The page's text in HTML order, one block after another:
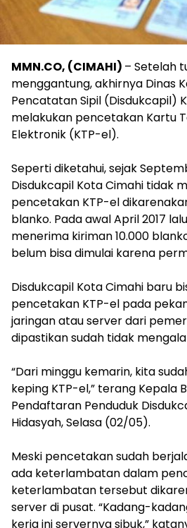
MMN.CO, (CIMAHI) – Setelah
menggantung, akhirnya Dinas
Pencatatan Sipil (Disdukcapil)
melakukan pencetakan Kartu
Elektronik (KTP-el).‎
Seperti diketahui, sejak
Disdukcapil Kota Cimahi tidak
pencetakan KTP-el
blanko. Pada awal April 2017
menerima kiriman 10.000
belum bisa dimulai karena
Disdukcapil Kota Cimahi baru
pencetakan KTP-el pada
jaringan atau server dari
dipastikan sudah tidak
“Dari minggu kemarin, kita
keping KTP-el,” terang Kepala
Pendaftaran Penduduk
Hidasyah, Selasa (02/05).
Meski pencetakan sudah
ada keterlambatan dalam
keterlambatan tersebut
server di pusat. “Kadang-
kerja ini servernya sibuk,”